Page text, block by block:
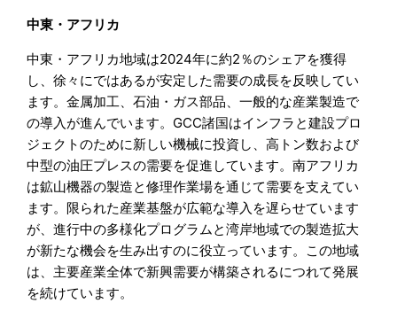
中東・アフリカ
中東・アフリカ地域は2024年に約2％のシェアを獲得
し、徐々にではあるが安定した需要の成長を反映してい
ます。金属加工、石油・ガス部品、一般的な産業製造で
の導入が進んでいます。GCC諸国はインフラと建設プロ
ジェクトのために新しい機械に投資し、高トン数および
中型の油圧プレスの需要を促進しています。南アフリカ
は鉱山機器の製造と修理作業場を通じて需要を支えてい
ます。限られた産業基盤が広範な導入を遅らせています
が、進行中の多様化プログラムと湾岸地域での製造拡大
が新たな機会を生み出すのに役立っています。この地域
は、主要産業全体で新興需要が構築されるにつれて発展
を続けています。